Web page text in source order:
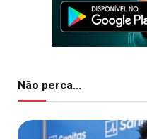
Não perca...